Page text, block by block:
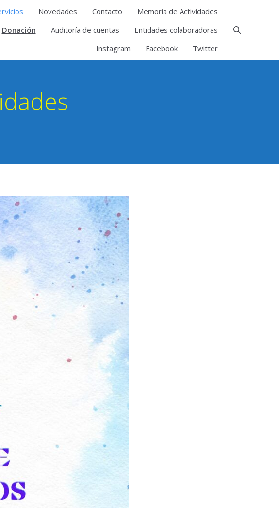
Novedades Contacto
Memoria de Actividades
Donación Auditoría de cuentas
Entidades colaboradoras
Instagram
Facebook Twitter